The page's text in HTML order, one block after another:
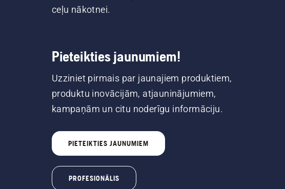
ceļu nākotnei.
Pieteikties jaunumiem!
Uzziniet pirmais par jaunajiem produktiem,
produktu inovācijām, atjauninājumiem,
kampaņām un citu noderīgu informāciju.
PIETEIKTIES JAUNUMIEM
PROFESIONĀLIS